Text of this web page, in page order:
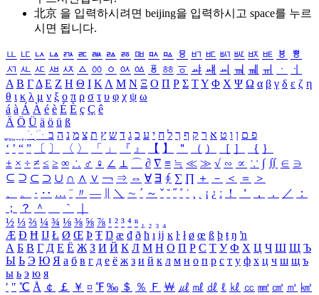
北京 을 입력하시려면 beijing을 입력하시고 space를 누르
시면 됩니다.
ㅥ ㅦ ㅧ ㅨ ㅩ ㅪ ㅫ ㅬ ㅭ ㅮ ㅯ ㅰ ㅱ ㅲ ㅳ ㅴ ㅵ ㅶ ㅷ ㅸ
ㅹ
ㅺ ㅻ ㅼ ㅽ ㅾ ㅿ ㆀ ㆁ ㆂ ㆃ ㆄ ㆅ ㆆ ㆇ ㆈ ㆉ ㆊ ㆋ ㆌ ㆍ
ㆎ
Α Β ΓΔ Ε Ζ Η Θ Ι ΚΛ Μ Ν Ξ Ο Π Ρ Σ ΤΥ Φ Χ Ψ Ω α β γ δ ε ζ η
θ ι κ λ μ ν ξ ο π ρ σ τ υ φ χ ψ ω
á à Á À é è É È ç Ç ê
Ä Ö Ü ä ö ü ß
ִֶֹ ֻּ ׁׂ פ ם ן ו ט א ר ק ף ך ל ח י ע כ ג ד ש ץ ת צ מ נ ה ב
‘ ’ “ ” 〔 〕 〈 〉 「 」 『 』 【 】 ＂ （ ） ［ ］ ｛ ｝
± × ÷ ≠ ≤ ≥ ∞ ∴ ♂ ♀ ∠ ⊥ ⌒ ∂ ∇ ≡ ≒ ≪ ≫ √ ∽ ∝ ∵ ∫ ∬ ∈ ∋
⊆ ⊇ ⊂ ⊃ ∪ ∩ ∧ ∨ ￢ ⇒ ⇔ ∀ ∃ ∮ ∑ ∏ ＋ － ＜ ＝
＞
、
。 · ‥ … ¨ 〃 ― ＼ ∼ ´ ～ ˇ ˘ ˝ ˚ ˙ ¸ ¡ ¿ ː ！ ＇ ， ． ／
：
；
？ ＾ ｀
½ ⅓ ⅔ ¼ ¾ ⅛ ⅜ ⅝ ⅞ ¹ ² ³ ⁴ ⁿ ₁ ₂ ₃ ₄
Æ Ð Ħ Ĳ Ł Ø Œ Þ Ŧ Ŋ æ đ ð ħ ı ĳ ĸ ŀ ł ø œ ß þ ŧ ŋ ŉ
А Б В Г Д Е Ё Ж З И Й К Л М Н О П Р С Т У Ф Х Ц Ч Ш Щ Ъ
Ы Ь Э Ю Я а б в г д е ё ж з и й к л м н о п р с т у ф х ц ч ш щ ъ
ы ь э ю я
′ ″ ℃ Å ￠ ￡ ￥ ¤ ℉ ‰ ＄ ％ Ｆ ￦ ㎕ ㎖ ㎗ ℓ ㎘ ㏄ ㎣ ㎤ ㎥ ㎦